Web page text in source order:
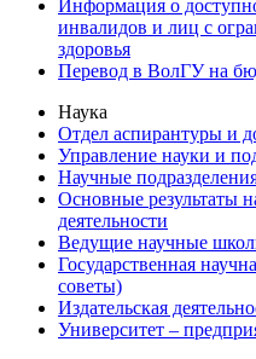
Информация о
инвалидов и лиц с
здоровья
Перевод в ВолГУ на
Наука
Отдел аспирантуры и
Управление науки и
Научные
Основные результаты
деятельности
Ведущие научные
Государственная
советы)
Издательская
Университет –